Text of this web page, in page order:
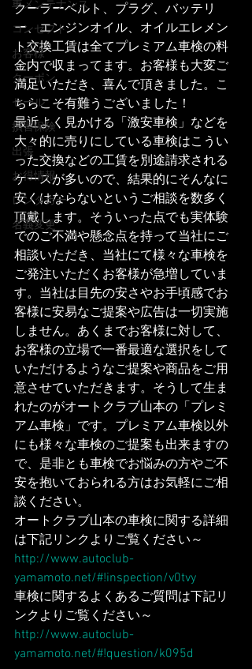
車メンテナンス
コンセプト
お客様
クーポン
セール
損害保険
出張
お得情報
レンタカー
名義変更
クーラーベルト、プラグ、バッテリ
ー、エンジンオイル、オイルエレメン
ト交換工賃は全てプレミアム車検の料
金内で収まってます。お客様も大変ご
満足いただき、喜んで頂きました。こ
ちらこそ有難うございました！
最近よく見かける「激安車検」などを
大々的に売りにしている車検はこうい
った交換などの工賃を別途請求される
ケースが多いので、結果的にそんなに
安くはならないというご相談を数多く
頂戴します。そういった点でも実体験
でのご不満や懸念点を持って当社にご
相談いただき、当社にて様々な車検を
ご発注いただくお客様が急増していま
す。当社は目先の安さやお手頃感でお
客様に安易なご提案や広告は一切実施
しません。あくまでお客様に対して、
お客様の立場で一番最適な選択をして
いただけるようなご提案や商品をご用
意させていただきます。そうして生ま
れたのがオートクラブ山本の「プレミ
アム車検」です。プレミアム車検以外
にも様々な車検のご提案も出来ますの
で、是非とも車検でお悩みの方やご不
安を抱いておられる方はお気軽にご相
談ください。
オートクラブ山本の車検に関する詳細
は下記リンクよりご覧ください～
http://www.autoclub-
yamamoto.net/#!inspection/v0tvy
車検に関するよくあるご質問は下記リ
ンクよりご覧ください～
http://www.autoclub-
yamamoto.net/#!question/k095d